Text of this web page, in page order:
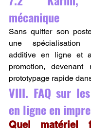
mécanique
Sans quitter son
une spécialisation
additive en ligne et
promotion, devenant
prototypage rapide
VIII. FAQ sur
en ligne en
Quel matériel